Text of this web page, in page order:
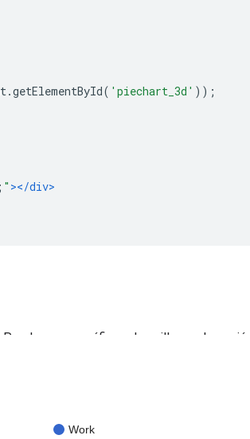
.getElementById( 'piechart_3d' ));
; " ></div>
crear gráficos de anillo con la opción